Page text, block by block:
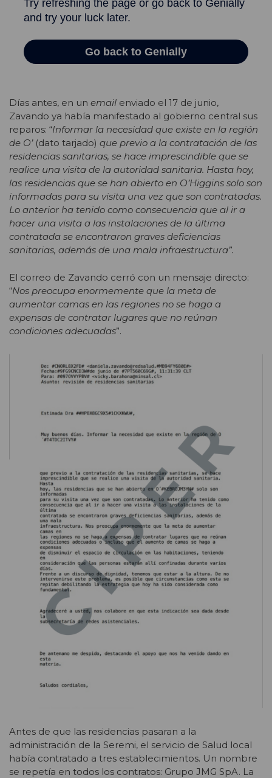
Días antes, en un email enviado el 17 de junio,
Zavando ya había manifestado al gobierno central sus
reparos: “Informar la necesidad que existe en la región
de O’(dato tarjado) que previo a la contratación de las
residencias sanitarias, se hace imprescindible que se
realice una visita de la autoridad sanitaria. Hasta hoy,
las residencias que se han abierto en O’Higgins solo son
informadas para su visita una vez que son contratadas.
Lo anterior ha tenido como consecuencia que al ir a
hacer una visita a las instalaciones de la última
contratada se encontraron graves deficiencias
sanitarias, además de una mala infraestructura”.
El correo de Zavando cerró con un mensaje directo:
“Nos preocupa enormemente que la meta de
aumentar camas en las regiones no se haga a
expensas de contratar lugares que no reúnan
condiciones adecuadas”.
Antes de que las residencias pasaran a la
administración de la Seremi, el servicio de Salud local
había contratado a tres establecimientos. Un nombre
se repetía en todos los contratos: Grupo JMG SpA. La